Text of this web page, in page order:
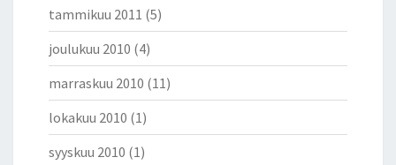
tammikuu 2011 (5)
joulukuu 2010 (4)
marraskuu 2010 (11)
lokakuu 2010 (1)
syyskuu 2010 (1)